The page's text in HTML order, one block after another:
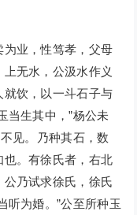
业，性笃孝，父母
无水，公汲水作义
饮，以一斗石子与
当生其中，”杨公未
见。乃种其石，数
。有徐氏者，右北
乃试求徐氏，徐氏
听为婚。”公至所种玉